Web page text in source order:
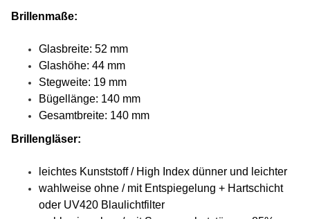
Brillenmaße:
Glasbreite: 52 mm
Glashöhe: 44 mm
Stegweite: 19 mm
Bügellänge: 140 mm
Gesamtbreite: 140 mm
Brillengläser:
leichtes Kunststoff / High Index dünner und leichter
wahlweise ohne / mit Entspiegelung + Hartschicht
oder UV420 Blaulichtfilter